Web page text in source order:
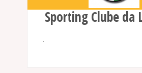
Sporting Clube da
.